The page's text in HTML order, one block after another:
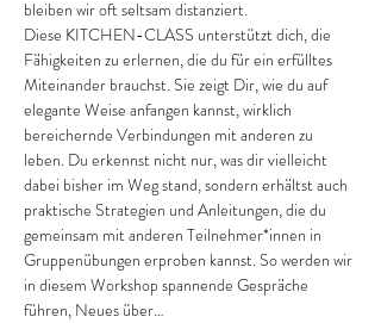
bleiben wir oft seltsam distanziert.
Diese KITCHEN-CLASS unterstützt dich, die
Fähigkeiten zu erlernen, die du für ein erfülltes
Miteinander brauchst. Sie zeigt Dir, wie du auf
elegante Weise anfangen kannst, wirklich
bereichernde Verbindungen mit anderen zu
leben. Du erkennst nicht nur, was dir vielleicht
dabei bisher im Weg stand, sondern erhältst auch
praktische Strategien und Anleitungen, die du
gemeinsam mit anderen Teilnehmer*innen in
Gruppenübungen erproben kannst. So werden wir
in diesem Workshop spannende Gespräche
führen, Neues über…